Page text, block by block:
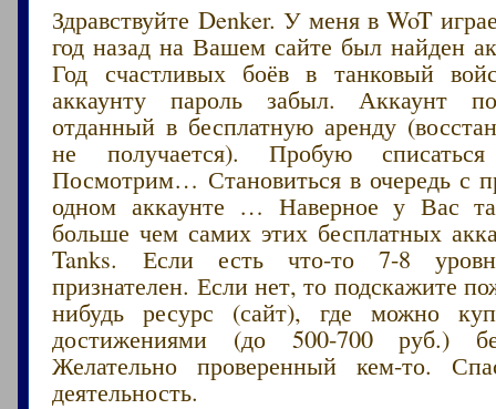
Здравствуйте Denker. У меня в WoT
год назад на Вашем сайте был найден
Год счастливых боёв в танковый
аккаунту пароль забыл. Аккаунт
отданный в бесплатную аренду
не получается). Пробую
Посмотрим… Становиться в очередь с
одном аккаунте … Наверное у Вас
больше чем самих этих бесплатных
Tanks. Если есть что-то 7-8
признателен. Если нет, то подскажите
нибудь ресурс (сайт), где можно
достижениями (до 500-700 руб.)
Желательно проверенный кем-то.
деятельность.